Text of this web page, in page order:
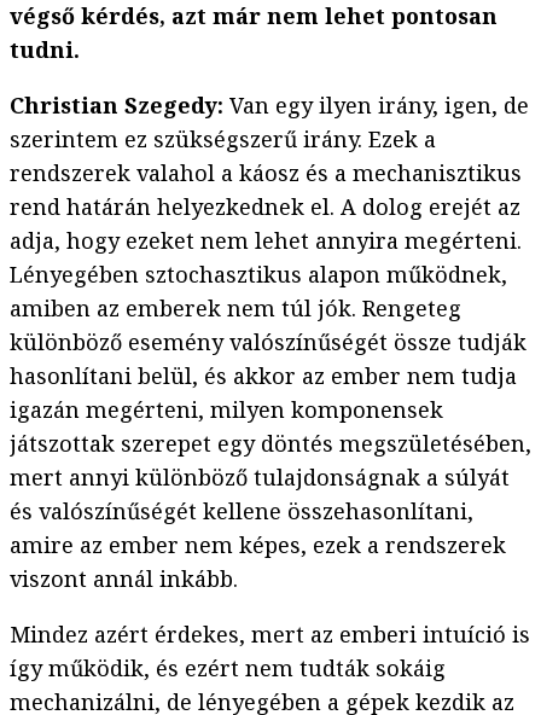
végső kérdés, azt már nem lehet pontosan
tudni.
Christian Szegedy: Van egy ilyen irány, igen, de
szerintem ez szükségszerű irány. Ezek a
rendszerek valahol a káosz és a mechanisztikus
rend határán helyezkednek el. A dolog erejét az
adja, hogy ezeket nem lehet annyira megérteni.
Lényegében sztochasztikus alapon működnek,
amiben az emberek nem túl jók. Rengeteg
különböző esemény valószínűségét össze tudják
hasonlítani belül, és akkor az ember nem tudja
igazán megérteni, milyen komponensek
játszottak szerepet egy döntés megszületésében,
mert annyi különböző tulajdonságnak a súlyát
és valószínűségét kellene összehasonlítani,
amire az ember nem képes, ezek a rendszerek
viszont annál inkább.
Mindez azért érdekes, mert az emberi intuíció is
így működik, és ezért nem tudták sokáig
mechanizálni, de lényegében a gépek kezdik az